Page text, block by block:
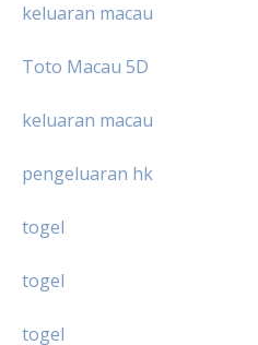
keluaran macau
Toto Macau 5D
keluaran macau
pengeluaran hk
togel
togel
togel